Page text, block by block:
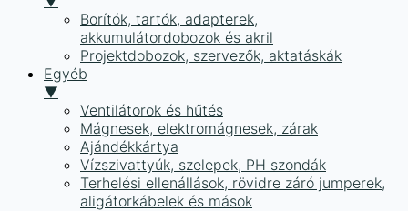
Borítók, tartók, adapterek,
akkumulátordobozok és akril
Projektdobozok, szervezők, aktatáskák
Egyéb
▼
Ventilátorok és hűtés
Mágnesek, elektromágnesek, zárak
Ajándékkártya
Vízszivattyúk, szelepek, PH szondák
Terhelési ellenállások, rövidre záró jumperek,
aligátorkábelek és mások